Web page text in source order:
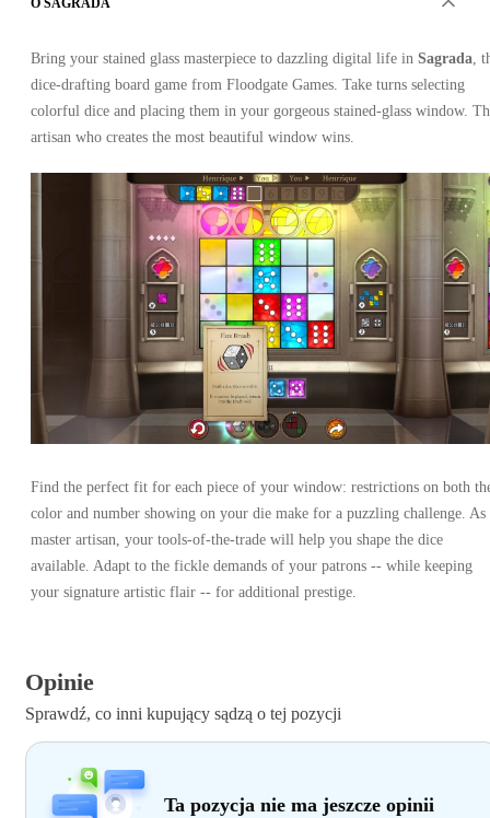
O SAGRADA
Bring your stained glass masterpiece to dazzling digital life in Sagrada ,
dice-drafting board game from Floodgate Games. Take turns selecting
colorful dice and placing them in your gorgeous stained-glass window.
artisan who creates the most beautiful window wins.
Find the perfect fit for each piece of your window: restrictions on both
color and number showing on your die make for a puzzling challenge. As
master artisan, your tools-of-the-trade will help you shape the dice
available. Adapt to the fickle demands of your patrons -- while keeping
your signature artistic flair -- for additional prestige.
Opinie
Sprawdź, co inni kupujący sądzą o tej pozycji
Ta pozycja nie ma jeszcze opinii